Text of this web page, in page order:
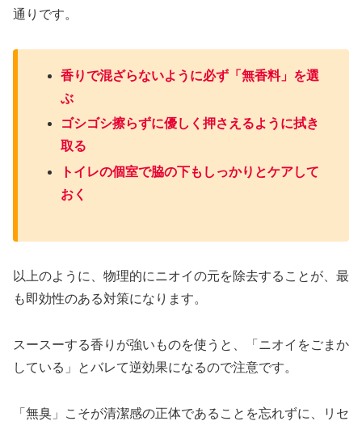
通りです。
香りで混ざらないように必ず「無香料」を選
ぶ
ゴシゴシ擦らずに優しく押さえるように拭き
取る
トイレの個室で脇の下もしっかりとケアして
おく
以上のように、物理的にニオイの元を除去することが、最
も即効性のある対策になります。
スースーする香りが強いものを使うと、「ニオイをごまか
している」とバレて逆効果になるので注意です。
「無臭」こそが清潔感の正体であることを忘れずに、リセ